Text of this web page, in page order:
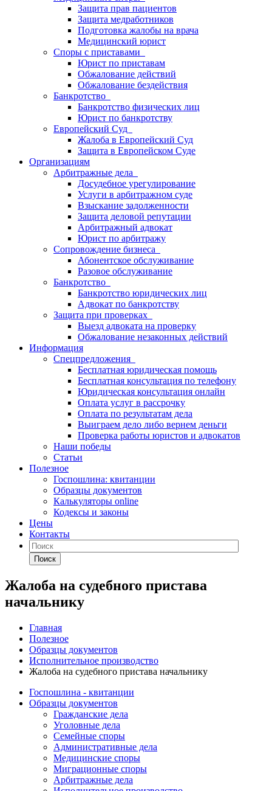
Защита прав пациентов
Защита медработников
Подготовка жалобы на врача
Медицинский юрист
Споры с приставами
Юрист по приставам
Обжалование действий
Обжалование бездействия
Банкротство
Банкротство физических лиц
Юрист по банкротству
Европейский Суд
Жалоба в Европейский Суд
Защита в Европейском Суде
Организациям
Арбитражные дела
Досудебное урегулирование
Услуги в арбитражном суде
Взыскание задолженности
Защита деловой репутации
Арбитражный адвокат
Юрист по арбитражу
Сопровождение бизнеса
Абонентское обслуживание
Разовое обслуживание
Банкротство
Банкротство юридических лиц
Адвокат по банкротству
Защита при проверках
Выезд адвоката на проверку
Обжалование незаконных действий
Информация
Спецпредложения
Бесплатная юридическая помощь
Бесплатная консультация по телефону
Юридическая консультация онлайн
Оплата услуг в рассрочку
Оплата по результатам дела
Выиграем дело либо вернем деньги
Проверка работы юристов и адвокатов
Наши победы
Статьи
Полезное
Госпошлина: квитанции
Образцы документов
Калькуляторы online
Кодексы и законы
Цены
Контакты
Поиск
Жалоба на судебного пристава
начальнику
Главная
Полезное
Образцы документов
Исполнительное производство
Жалоба на судебного пристава начальнику
Госпошлина - квитанции
Образцы документов
Гражданские дела
Уголовные дела
Семейные споры
Административные дела
Медицинские споры
Миграционные споры
Арбитражные дела